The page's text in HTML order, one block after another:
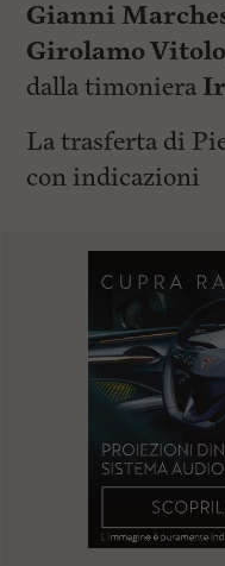
Gianni
Girolamo Vitolo
dalla timoniera
La trasferta di
con indicazioni